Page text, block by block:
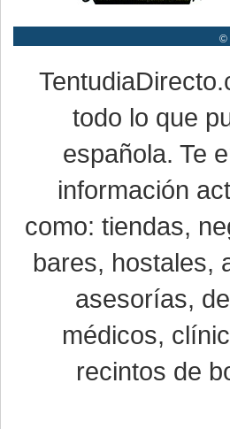
©
todo lo que
española. Te
información
como: tiendas,
bares, hostales,
asesorías,
médicos,
recintos de